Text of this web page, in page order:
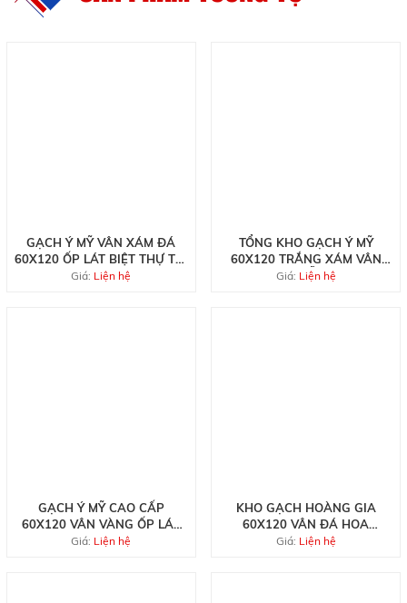
GẠCH Ý MỸ VÂN XÁM ĐÁ
60X120 ỐP LÁT BIỆT THỰ TẠI
QUẬN 7
Giá: Liện hệ
TỔNG KHO GẠCH Ý MỸ
60X120 TRẮNG XÁM VÂN
VÀNG MẪU MỚI
Giá: Liện hệ
GẠCH Ý MỸ CAO CẤP
60X120 VÂN VÀNG ỐP LÁT
NHÀ HÀNG QUÁN BAR
Giá: Liện hệ
KHO GẠCH HOÀNG GIA
60X120 VÂN ĐÁ HOA
CƯƠNG TẠI HCM
Giá: Liện hệ